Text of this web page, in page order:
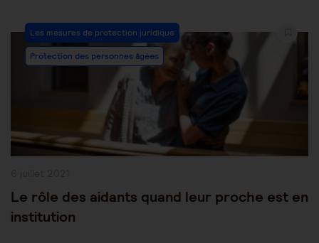
Post
Category:
Les mesures de protection juridique
Protection des personnes âgées
Le rôle des aidants quand leur proche est en
institution